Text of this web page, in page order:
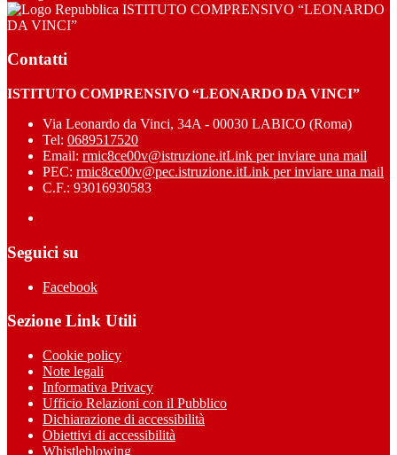
ISTITUTO COMPRENSIVO “LEONARDO
DA VINCI”
Contatti
ISTITUTO COMPRENSIVO “LEONARDO DA VINCI”
Via Leonardo da Vinci, 34A - 00030 LABICO (Roma)
Tel: 0689517520
Email: rmic8ce00v@istruzione.itLink per inviare una mail
PEC: rmic8ce00v@pec.istruzione.itLink per inviare una mail
C.F.: 93016930583
Seguici su
Facebook
Sezione Link Utili
Cookie policy
Note legali
Informativa Privacy
Ufficio Relazioni con il Pubblico
Dichiarazione di accessibilità
Obiettivi di accessibilità
Whistleblowing